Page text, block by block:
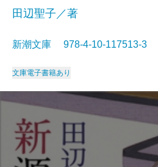
田辺聖子／著
新潮文庫 978-4-10-117513-
文庫電子書籍あり